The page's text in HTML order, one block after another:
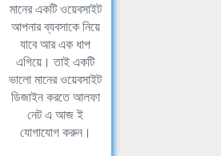
মানের একটি ওয়েবসাইট
আপনার ব্যবসাকে নিয়ে
যাবে আর এক ধাপ
এগিয়ে। তাই একটি
ভালো মানের ওয়েবসাইট
ডিজাইন করতে আলফা
নেট এ আজ ই
যোগাযোগ করুন।